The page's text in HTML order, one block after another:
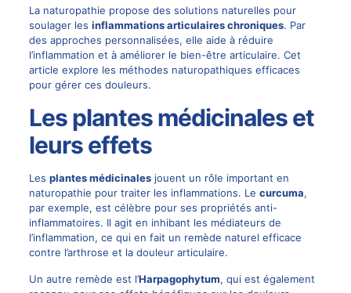
La naturopathie propose des solutions naturelles pour
soulager les inflammations articulaires chroniques. Par
des approches personnalisées, elle aide à réduire
l’inflammation et à améliorer le bien-être articulaire. Cet
article explore les méthodes naturopathiques efficaces
pour gérer ces douleurs.
Les plantes médicinales et
leurs effets
Les plantes médicinalesjouent un rôle important en
naturopathie pour traiter les inflammations. Le curcuma,
par exemple, est célèbre pour ses propriétés anti-
inflammatoires. Il agit en inhibant les médiateurs de
l’inflammation, ce qui en fait un remède naturel efficace
contre l’arthrose et la douleur articulaire.
Un autre remède est l’Harpagophytum, qui est également